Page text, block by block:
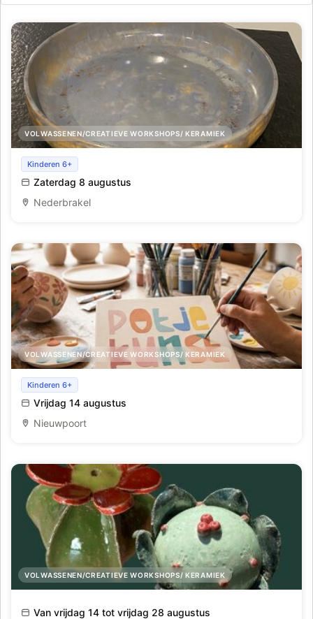
VOLWASSENEN/CREATIEVE WORKSHOPS/ KERAMIEK
Keramiekschilderen en glazuren
Kinderen 6+
Zaterdag 8 augustus
Nederbrakel
VOLWASSENEN/CREATIEVE WORKSHOPS/ KERAMIEK
Workshop pottery painting
Kinderen 6+
Vrijdag 14 augustus
Nieuwpoort
VOLWASSENEN/CREATIEVE WORKSHOPS/ KERAMIEK
Zomerse Boetseerdagen
Van vrijdag 14 tot vrijdag 28 augustus